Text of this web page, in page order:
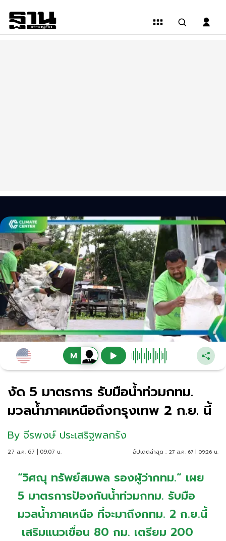
งัด 5 มาตรการ รับมือน้ำท่วมกทม.
มวลน้ำภาคเหนือถึงกรุงเทพ 2 ก.ย. นี้
By จีรพงษ์ ประเสริฐพลกรัง
27 ส.ค. 67 | 09:07 น. อัปเดตล่าสุด : 27 ส.ค. 67 | 09:26 น.
“วิศณุ ทรัพย์สมพล รองผู้ว่ากทม.” เผย
5 มาตรการป้องกันน้ำท่วมกทม. รับมือ
มวลน้ำภาคเหนือ ที่จะมาถึงกทม. 2 ก.ย.นี้
เสริมแนวเขื่อน 80 กม. เตรียม 200